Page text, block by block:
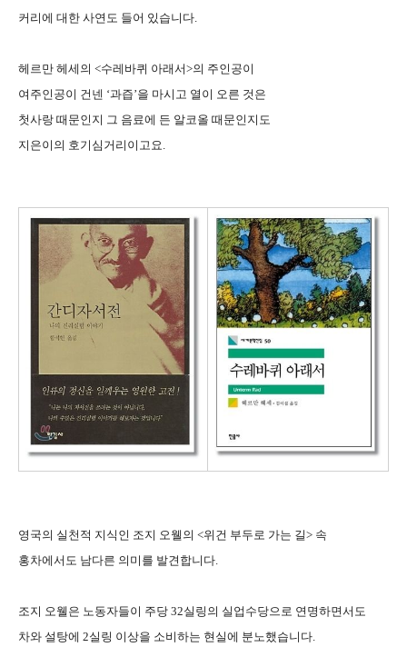
커리에 대한 사연도 들어 있습니다.
헤르만 헤세의 <수레바퀴 아래서>의 주인공이
여주인공이 건넨 ‘과즙’을 마시고 열이 오른 것은
첫사랑 때문인지 그 음료에 든 알코올 때문인지도
지은이의 호기심거리이고요.
영국의 실천적 지식인 조지 오웰의 <위건 부두로 가는 길> 속
홍차에서도 남다른 의미를 발견합니다.
조지 오웰은 노동자들이 주당 32실링의 실업수당으로 연명하면서도
차와 설탕에 2실링 이상을 소비하는 현실에 분노했습니다.